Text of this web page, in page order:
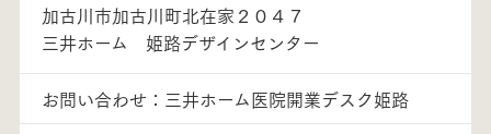
加古川市加古川町北在家２０４７
三井ホーム 姫路デザインセンター
お問い合わせ：三井ホーム医院開業デスク姫路